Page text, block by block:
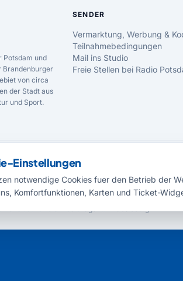
Potsdam und
Brandenburger
von circa
der Stadt aus
und Sport.
SENDER
Vermarktung, Werbung &
Teilnahmebedingungen
Mail ins Studio
Freie Stellen bei Radio
durch dieMedienagentur Babelsberg
Einstellungen
notwendige Cookies fuer den Betrieb der
Komfortfunktionen, Karten und Ticket-